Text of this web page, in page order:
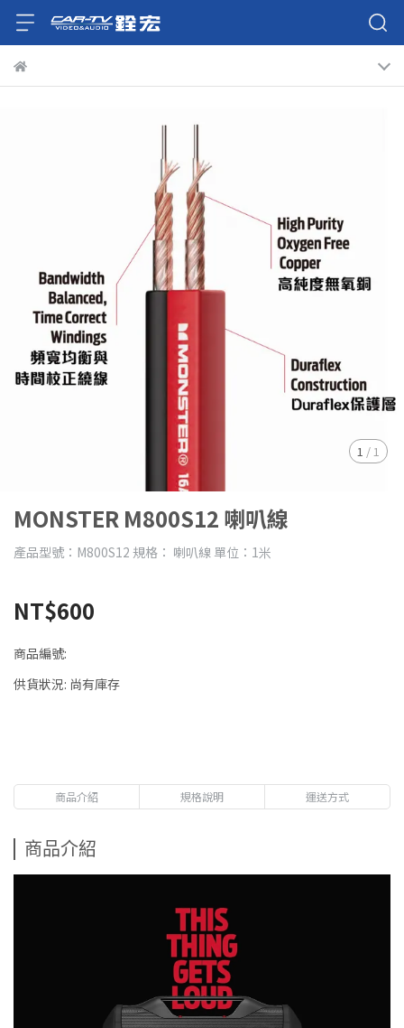
1 / 1
MONSTER M800S12 喇叭線
產品型號：M800S12 規格： 喇叭線 單位：1米
NT$600
商品編號:
供貨狀況: 尚有庫存
商品介紹 規格說明 運送方式
商品介紹